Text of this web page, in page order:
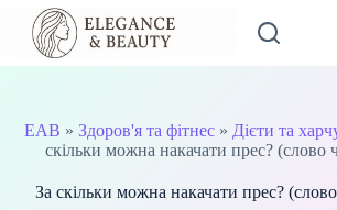
Перейти
вмісту
EAB »Здоров'я та фітнес » Дієти та
скільки можна накачати прес? (слово
За скільки можна накачати прес? (слово